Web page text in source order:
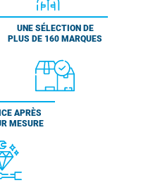
UNE SÉLECTION DE
PLUS DE 160 MARQUES
APRÈS
MESURE